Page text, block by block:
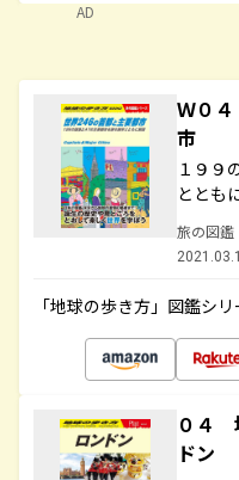
AD
Ｗ０
市
１９９
ととも
旅の図鑑
「地球の歩き方」図鑑シ
０４
ドン